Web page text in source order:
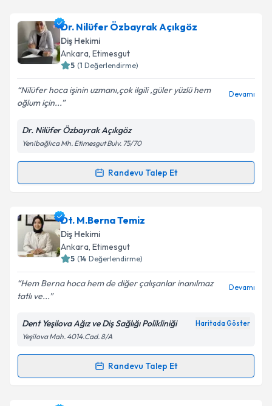
Dt. Elif Merve Duriçin randevu takvimi talebi
oluşturun. Size bu uzmandan randevu almanız için bir
takvim hazırlandığında e-posta ile bilgilendireceğiz.
Kişisel verilerimin işlenmesine ilişkin
Metni'ni okudum ve kişisel verilerimin belirtilen
kapsamda işlenmesini kabul ediyorum.
Dr. Nilüfer Özbayrak Açıkgöz
Diş Hekimi
Ankara, Etimesgut
5 (1 Değerlendirme)
Nilüfer hoca işinin uzmanı,çok ilgili ,güler yüzlü hem
oğlum için...
Devamı
Dr. Nilüfer Özbayrak Açıkgöz
Yenibağlıca Mh. Etimesgut Bulv. 75/70
Randevu Talep Et
Randevu Takvimi Talebi
Dr. Nilüfer Özbayrak Açıkgöz
talebi oluşturun. Size bu uzmandan randevu almanız
için bir takvim hazırlandığında e-posta ile
bilgilendireceğiz.
E-posta Adresiniz
Kişisel verilerimin işlenmesine ilişkin
Metni'ni okudum ve kişisel verilerimin belirtilen
kapsamda işlenmesini kabul ediyorum.
Dt. M.Berna Temiz
Diş Hekimi
Ankara, Etimesgut
5 (14 Değerlendirme)
Hem Berna hoca hem de diğer çalışanlar inanılmaz
tatlı ve...
Devamı
Dent Yeşilova Ağız ve Diş Sağlığı Polikliniği Haritada Göster
Yeşilova Mah. 4014.Cad. 8/A
Randevu Talep Et
Randevu Takvimi Talebi